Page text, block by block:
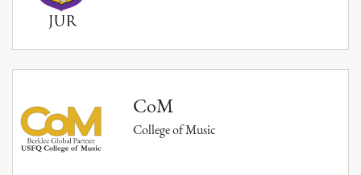
CoM
College of Music